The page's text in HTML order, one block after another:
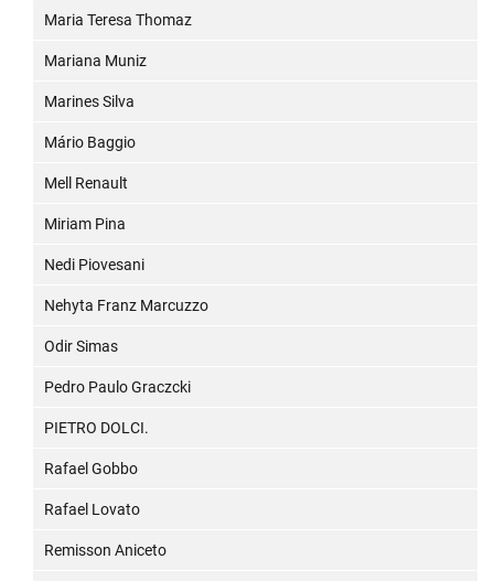
Maria Teresa Thomaz
Mariana Muniz
Marines Silva
Mário Baggio
Mell Renault
Miriam Pina
Nedi Piovesani
Nehyta Franz Marcuzzo
Odir Simas
Pedro Paulo Graczcki
PIETRO DOLCI.
Rafael Gobbo
Rafael Lovato
Remisson Aniceto